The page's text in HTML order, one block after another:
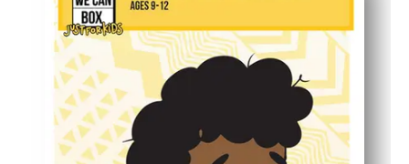
Barnevennlig, saklig innhold som oppmuntrer til
Allsidig for oppvarming, stasjoner, tidlige